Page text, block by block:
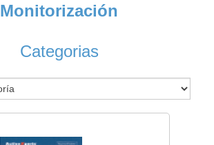
Monitorización
Categorias